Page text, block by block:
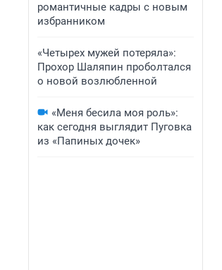
романтичные кадры с новым
избранником
«Четырех мужей потеряла»:
Прохор Шаляпин проболтался
о новой возлюбленной
«Меня бесила моя роль»:
как сегодня выглядит Пуговка
из «Папиных дочек»